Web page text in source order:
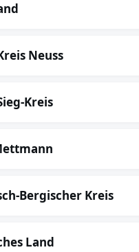
Neuss
Kreis
Bergischer Kreis
Land